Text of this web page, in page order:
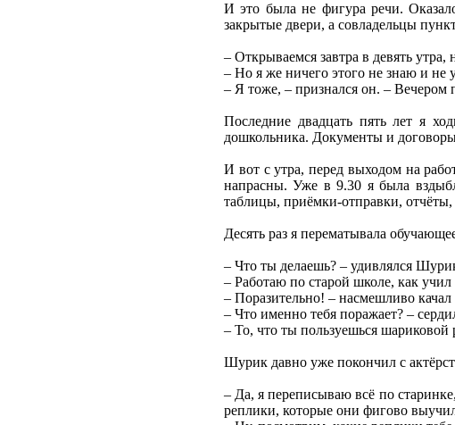
И это была не фигура речи.
закрытые двери, а совладельцы
– Открываемся завтра в девять
– Но я же ничего этого не знаю и не
– Я тоже, – признался он. – Вечером
Последние двадцать пять лет я
дошкольника. Документы и
И вот с утра, перед выходом на
напрасны. Уже в 9.30 я была
таблицы, приёмки-отправки,
Десять раз я перематывала
– Что ты делаешь? – удивлялся
– Работаю по старой школе, как
– Поразительно! – насмешливо качал
– Что именно тебя поражает? –
– То, что ты пользуешься
Шурик давно уже покончил с
– Да, я переписываю всё по
реплики, которые они фигово